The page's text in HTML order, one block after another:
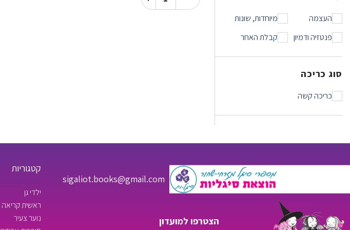
העצמה
מיוחדות, שונות
פנטזיה ודמיון
קבלת האחר
סוג כריכה
כריכה קשה
sigaliot.books@gmail.com
הצטרפו למועדון
קטגוריות
ילדי גן
ראשית קריאה
נוער צעיר